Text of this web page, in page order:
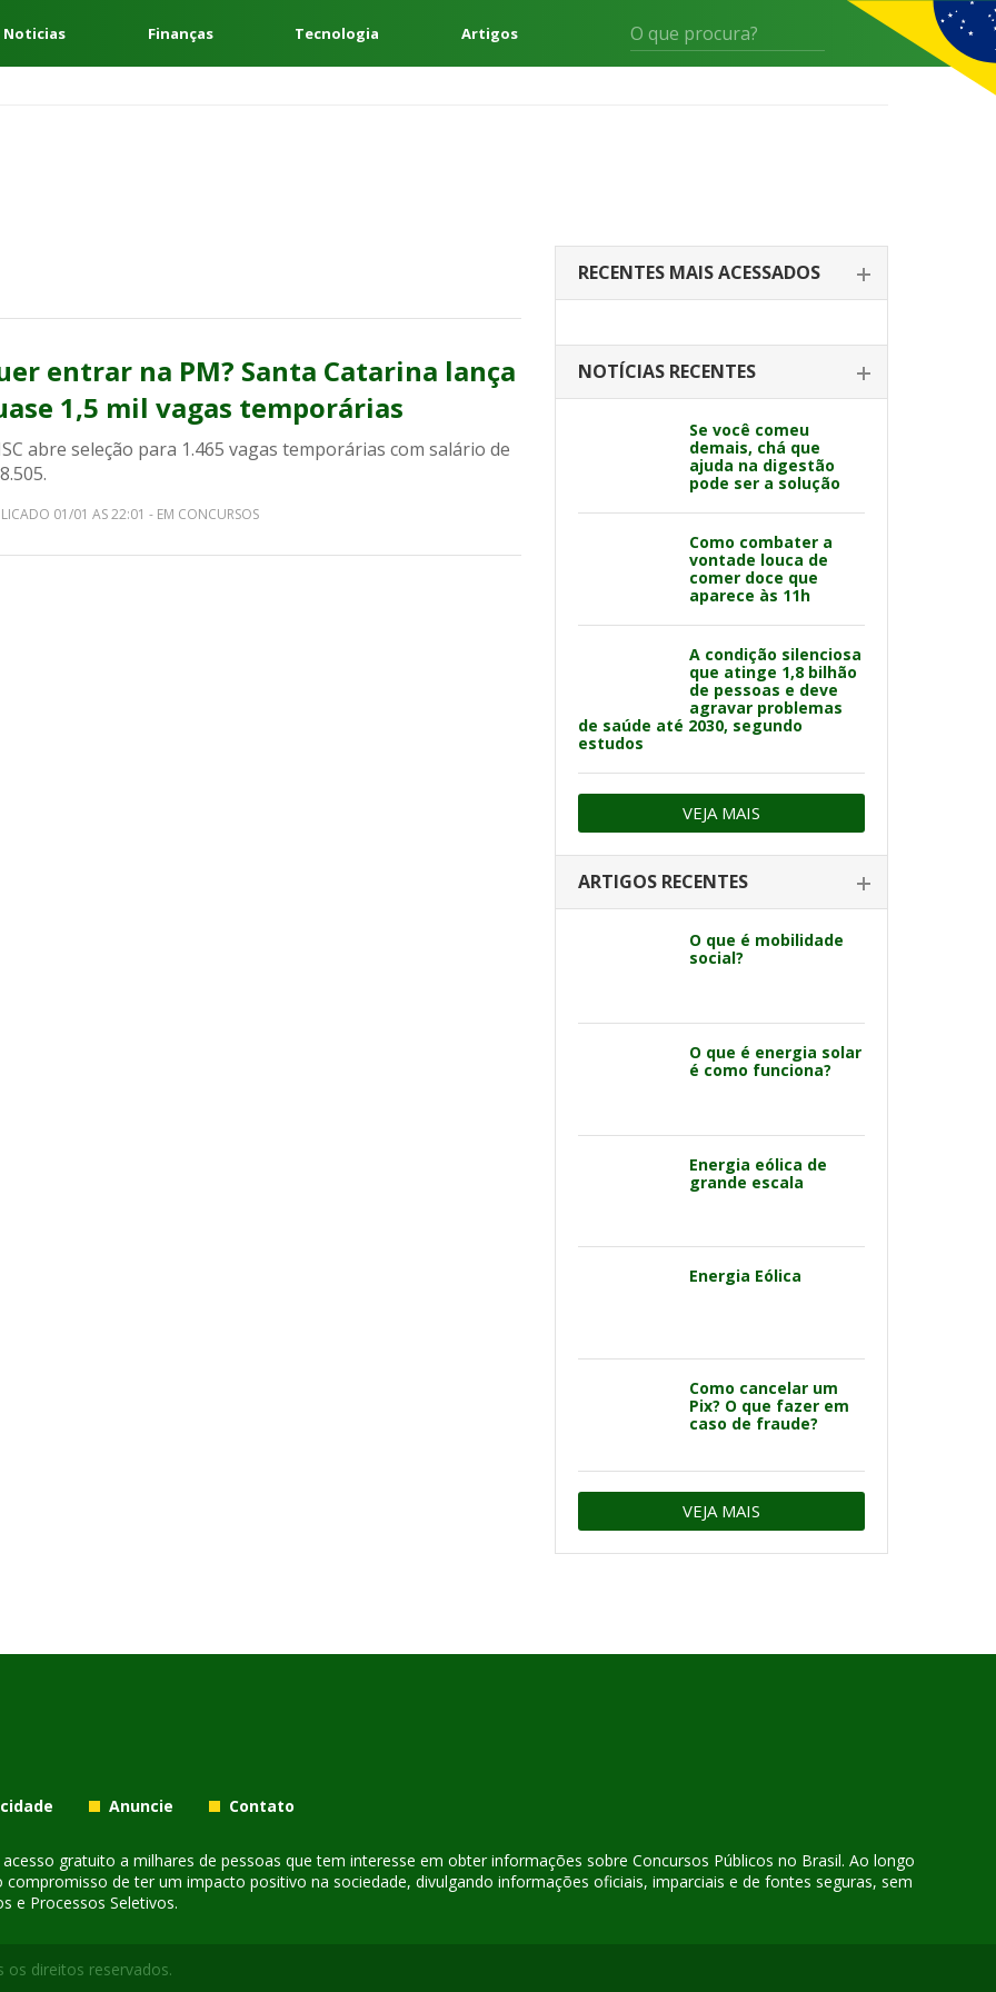
Finanças Tecnologia Artigos
entrar na PM? Santa Catarina lança
1,5 mil vagas temporárias
abre seleção para 1.465 vagas temporárias com salário de
01/01 AS 22:01 - EM CONCURSOS
RECENTES MAIS ACESSADOS
NOTÍCIAS RECENTES
Se você comeu
demais, chá que
ajuda na digestão
pode ser a solução
Como combater a
vontade louca de
comer doce que
aparece às 11h
A condição silenciosa
que atinge 1,8 bilhão
de pessoas e deve
agravar problemas
de saúde até 2030, segundo
estudos
VEJA MAIS
ARTIGOS RECENTES
O que é mobilidade
social?
O que é energia solar
é como funciona?
Energia eólica de
grande escala
Energia Eólica
Como cancelar um
Pix? O que fazer em
caso de fraude?
VEJA MAIS
Anuncie Contato
gratuito a milhares de pessoas que tem interesse em obter informações sobre Concursos Públicos no Brasil. Ao longo
de ter um impacto positivo na sociedade, divulgando informações oficiais, imparciais e de fontes seguras, sem
e Processos Seletivos.
os direitos reservados.